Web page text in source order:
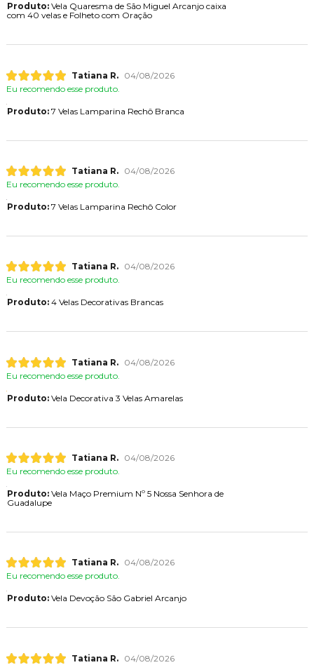
Produto:Vela Quaresma de São Miguel Arcanjo caixa
com 40 velas e Folheto com Oração
Tatiana R.
04/08/2026
Eu recomendo esse produto.
Produto:7 Velas Lamparina Rechô Branca
Tatiana R.
04/08/2026
Eu recomendo esse produto.
Produto:7 Velas Lamparina Rechô Color
Tatiana R.
04/08/2026
Eu recomendo esse produto.
Produto:4 Velas Decorativas Brancas
Tatiana R.
04/08/2026
Eu recomendo esse produto.
Produto:Vela Decorativa 3 Velas Amarelas
Tatiana R.
04/08/2026
Eu recomendo esse produto.
Produto:Vela Maço Premium Nº 5 Nossa Senhora de
Guadalupe
Tatiana R.
04/08/2026
Eu recomendo esse produto.
Produto:Vela Devoção São Gabriel Arcanjo
Tatiana R.
04/08/2026